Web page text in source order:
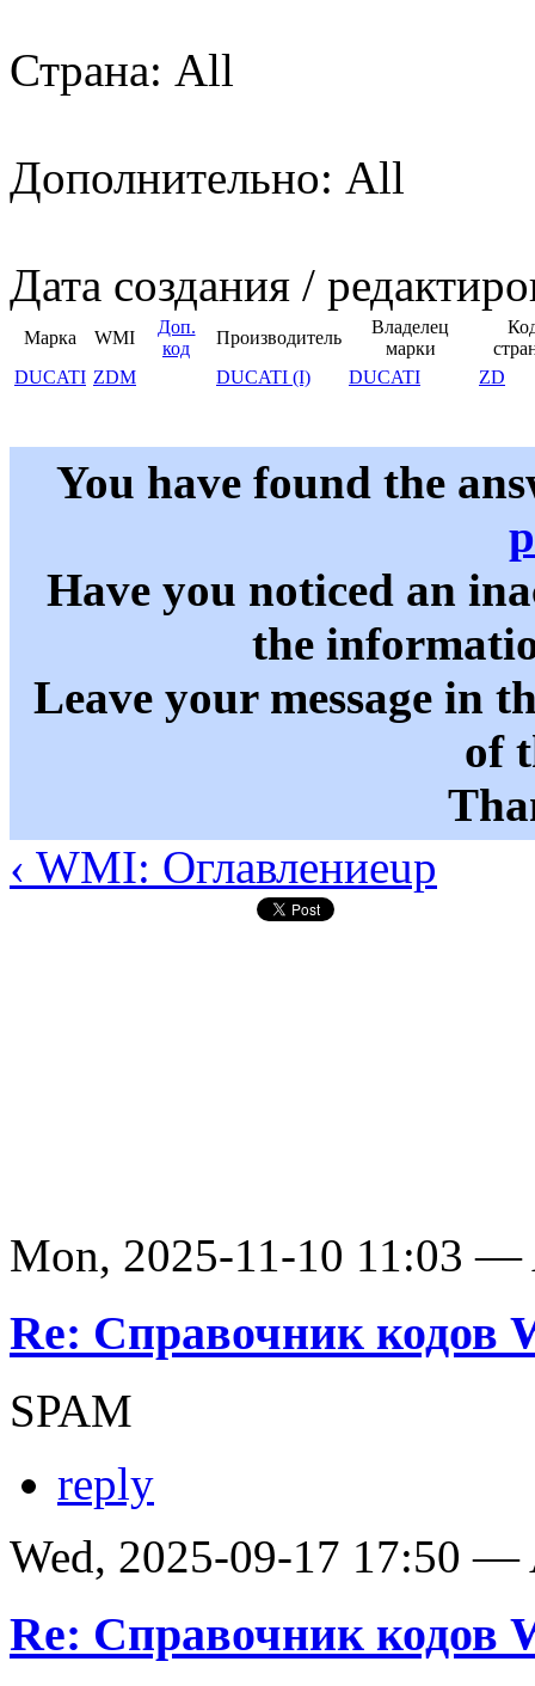
Страна: All
Дополнительно: All
Дата создания /
Марка WMI
Доп.
код
Производитель
Владелец
марки
DUCATI ZDM DUCATI (I) DUCATI ZD
You have found the
Have you noticed an
the
Leave your message in
of
‹ WMI: Оглавлениеup
Mon, 2025-11-10 11:03 —
Re: Справочник кодов
SPAM
reply
Wed, 2025-09-17 17:50 —
Re: Справочник кодов